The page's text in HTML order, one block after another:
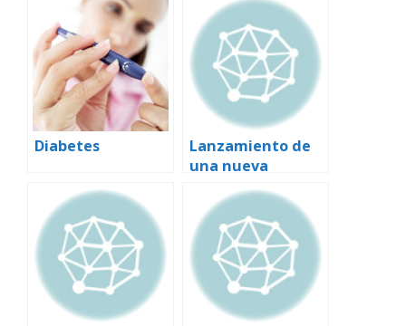
Diabetes
Lanzamiento de
una nueva
insulina análoga
de acción rápida
más flexible y que
reduce el tiempo
de actuación